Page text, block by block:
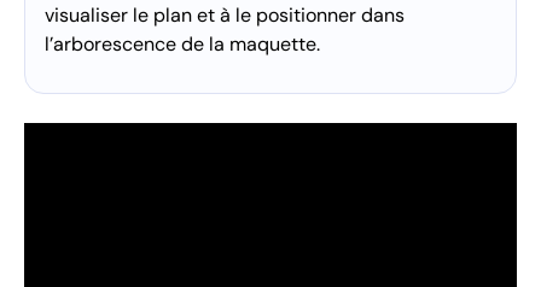
visualiser le plan et à le positionner dans
l’arborescence de la maquette.